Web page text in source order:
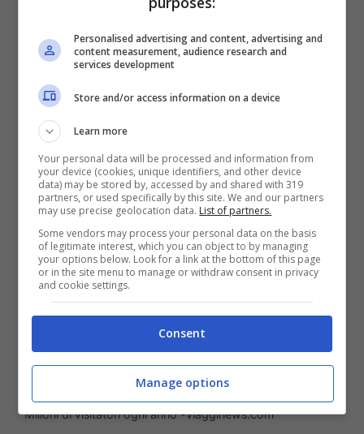
vita, di fatto, al loro amore. La dimora fu
commissionata dall’imperatore Leopoldo
alla fine del Seicento all’architetto barocco
Johann Bernhard Fischer von Erlach, la cui
formazione era avvenuta nella città di
Roma.
Milioni di visitatori ogni anno -viagginews.com
Personalised advertising and content, advertising and
content measurement, audience research and
services development
Store and/or access information on a device
Learn more
Your personal data will be processed and information from
your device (cookies, unique identifiers, and other device
data) may be stored by, accessed by and shared with 319
partners, or used specifically by this site. We and our partners
may use precise geolocation data. List of partners.
Some vendors may process your personal data on the basis
of legitimate interest, which you can object to by managing
your options below. Look for a link at the bottom of this page
or in the site menu to manage or withdraw consent in privacy
and cookie settings.
Consent
Manage options